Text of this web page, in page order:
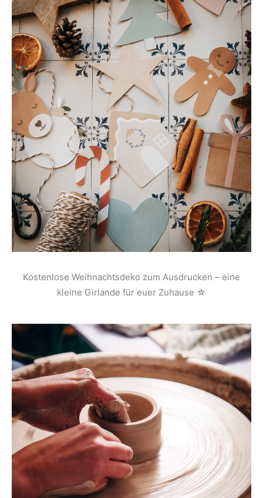
Kostenlose Weihnachtsdeko zum Ausdrucken – eine
kleine Girlande für euer Zuhause ☆